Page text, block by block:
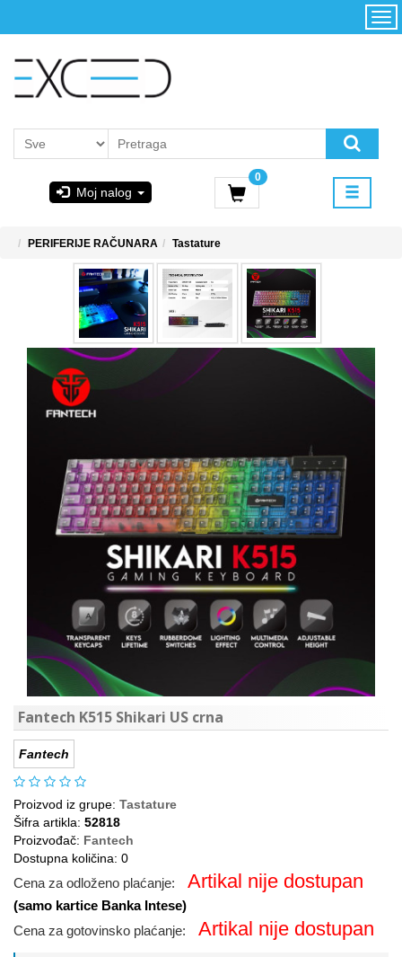
Moj nalog
0
Početna
korišćenja i
PoweredByAsus
MICROSOFT
PERIFERIJE RAČUNARA Tastature
Fantech K515 Shikari US crna
Fantech
Proizvod iz grupe: Tastature
Šifra artikla: 52818
Proizvođač: Fantech
Dostupna količina: 0
Cena za odloženo plaćanje: Artikal nije dostupan
(samo kartice Banka Intese)
Cena za gotovinsko plaćanje:
Artikal nije dostupan